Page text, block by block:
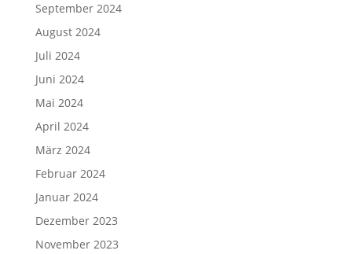
September 2024
August 2024
Juli 2024
Juni 2024
Mai 2024
April 2024
März 2024
Februar 2024
Januar 2024
Dezember 2023
November 2023